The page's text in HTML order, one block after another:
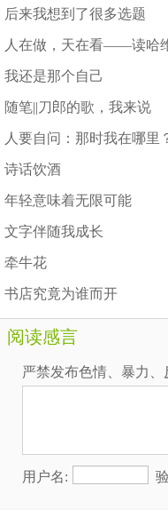
后来我想到了很多选题
人在做，天在看——读哈
我还是那个自己
随笔||刀郎的歌，我来说
人要自问：那时我在哪里
诗话饮酒
年轻意味着无限可能
文字伴随我成长
牵牛花
书店究竟为谁而开
阅读感言
严禁发布色情、暴力、
用户名: